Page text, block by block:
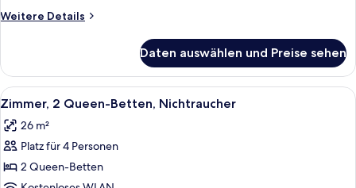
Weitere Details
Weitere
2 Queen-
Betten,
Nichtraucher
Daten auswählen und Preise sehen
Alle
Fotos
für
Zimmer,
2 Queen-
Ein Hotelzimmer mit zwei Betten,
18
Zimmer, 2 Queen-Betten, Nichtraucher
26 m²
Platz für 4 Personen
2 Queen-Betten